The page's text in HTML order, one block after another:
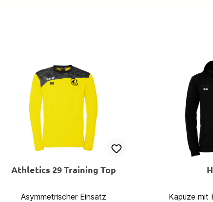
Athletics 29 Training Top
Asymmetrischer Einsatz
Kapuze mit